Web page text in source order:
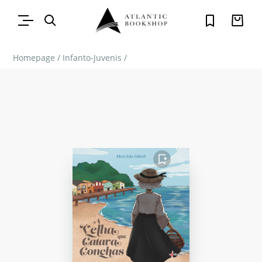
Homepage / Infanto-Juvenis /
FAVORITO